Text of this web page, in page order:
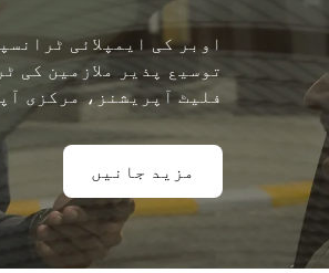
توسیع پذیر ملازمین کی
فلیٹ آپریشنز، مرکزی
مزید جانیں